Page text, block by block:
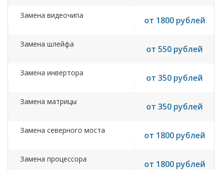
Замена видеочипа от 1800 рублей
Замена шлейфа от 550 рублей
Замена инвертора от 350 рублей
Замена матрицы от 350 рублей
Замена северного моста от 1800 рублей
Замена процессора от 1800 рублей